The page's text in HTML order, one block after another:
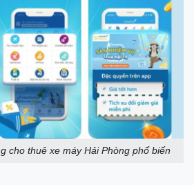
cho thuê xe máy Hải Phòng phổ biến